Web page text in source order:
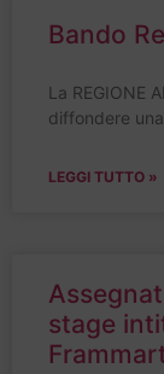
Bando
La REGIONE
diffondere una
LEGGI TUTTO »
stage